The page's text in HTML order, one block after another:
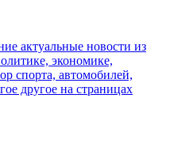
актуальные новости из
экономике,
спорта, автомобилей,
другое на страницах